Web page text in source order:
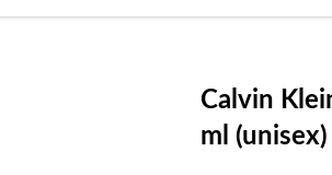
Calvin
ml (unisex)